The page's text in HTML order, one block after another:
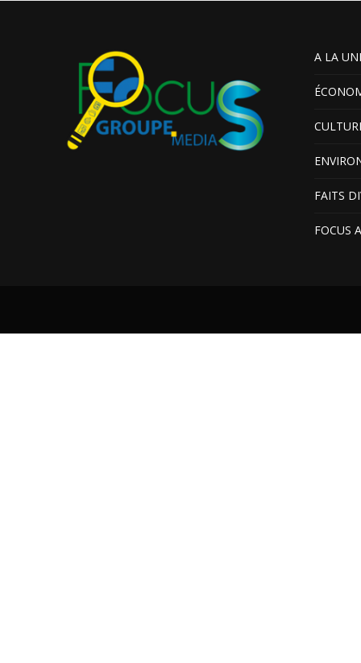
A LA
FAITS
FOCUS